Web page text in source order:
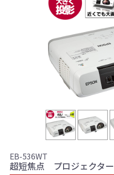
EB-536WT
超短焦点 プロジェクター